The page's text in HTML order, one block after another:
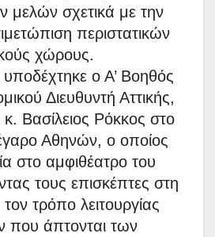
μελών σχετικά με την
περιστατικών
χώρους.
ο Α’ Βοηθός
Διευθυντή Αττικής,
Βασίλειος Ρόκκος στο
Αθηνών, ο οποίος
στο αμφιθέατρο του
τους επισκέπτες στη
τρόπο λειτουργίας
που άπτονται των